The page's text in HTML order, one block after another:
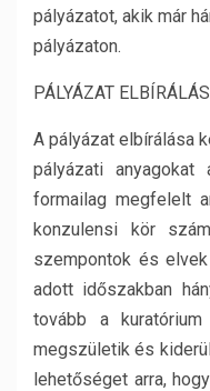
pályázatot, akik már
pályázaton.
PÁLYÁZAT
A pályázat elbírálása
pályázati
formailag megfelelt
konzulensi kör
szempontok és
adott időszakban
tovább a
megszületik és
lehetőséget arra,